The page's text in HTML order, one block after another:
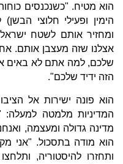
הוא מטיח. "כשנכנסים
הימין ופעילי חלוצי
ומחזיר אותם לשטח
אצלנו שזה מעצבן אותם.
שלכם, למה אתם לא באים
הזה ידיד שלכם".
הוא פונה ישירות אל
המדיניות מלמטה למעלה:
מדינה גדולה ומעצמה,
הוא מודה בתסכול. "אני
ותחזרו להיסטוריה,